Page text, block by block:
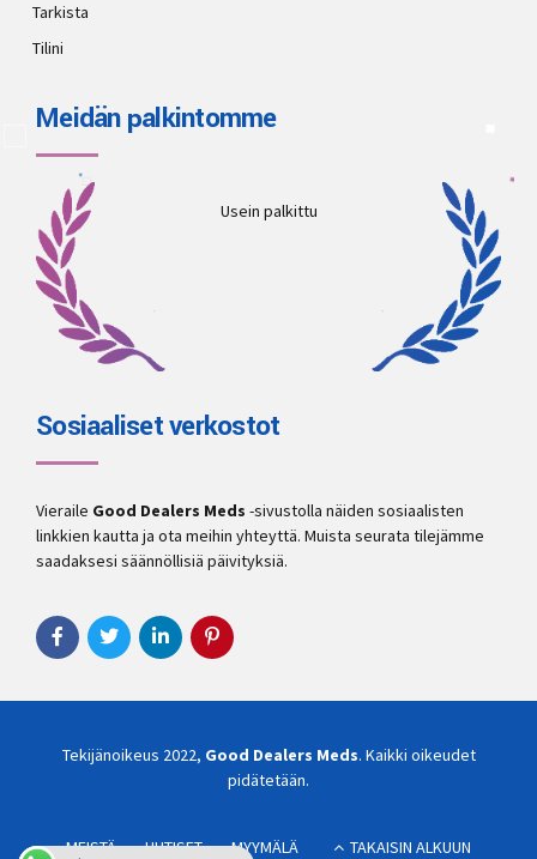
Tarkista
Tilini
Meidän palkintomme
Usein palkittu
Sosiaaliset verkostot
Vieraile Good Dealers Meds -sivustolla näiden sosiaalisten
linkkien kautta ja ota meihin yhteyttä. Muista seurata tilejämme
saadaksesi säännöllisiä päivityksiä.
Tekijänoikeus 2022, Good Dealers Meds. Kaikki oikeudet
pidätetään.
MEISTÄ UUTISET MYYMÄLÄ TAKAISIN ALKUUN